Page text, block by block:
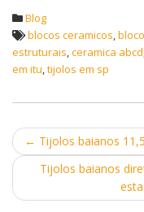
Blog
blocos ceramicos,
estruturais,ceramica abcd
em itu,tijolos em sp
Post
← Tijolos baianos
Tijolos baianos